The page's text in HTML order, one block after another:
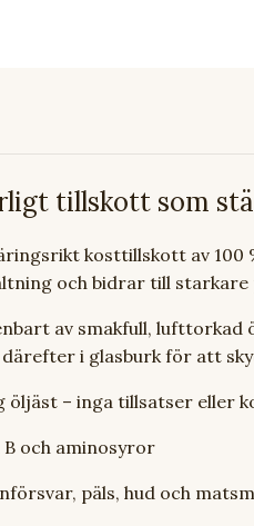
tillskott som
kosttillskott av 100
och bidrar till starkare
av smakfull,
i glasburk för att
öljäst – inga tillsatser eller
B och aminosyror
päls, hud och